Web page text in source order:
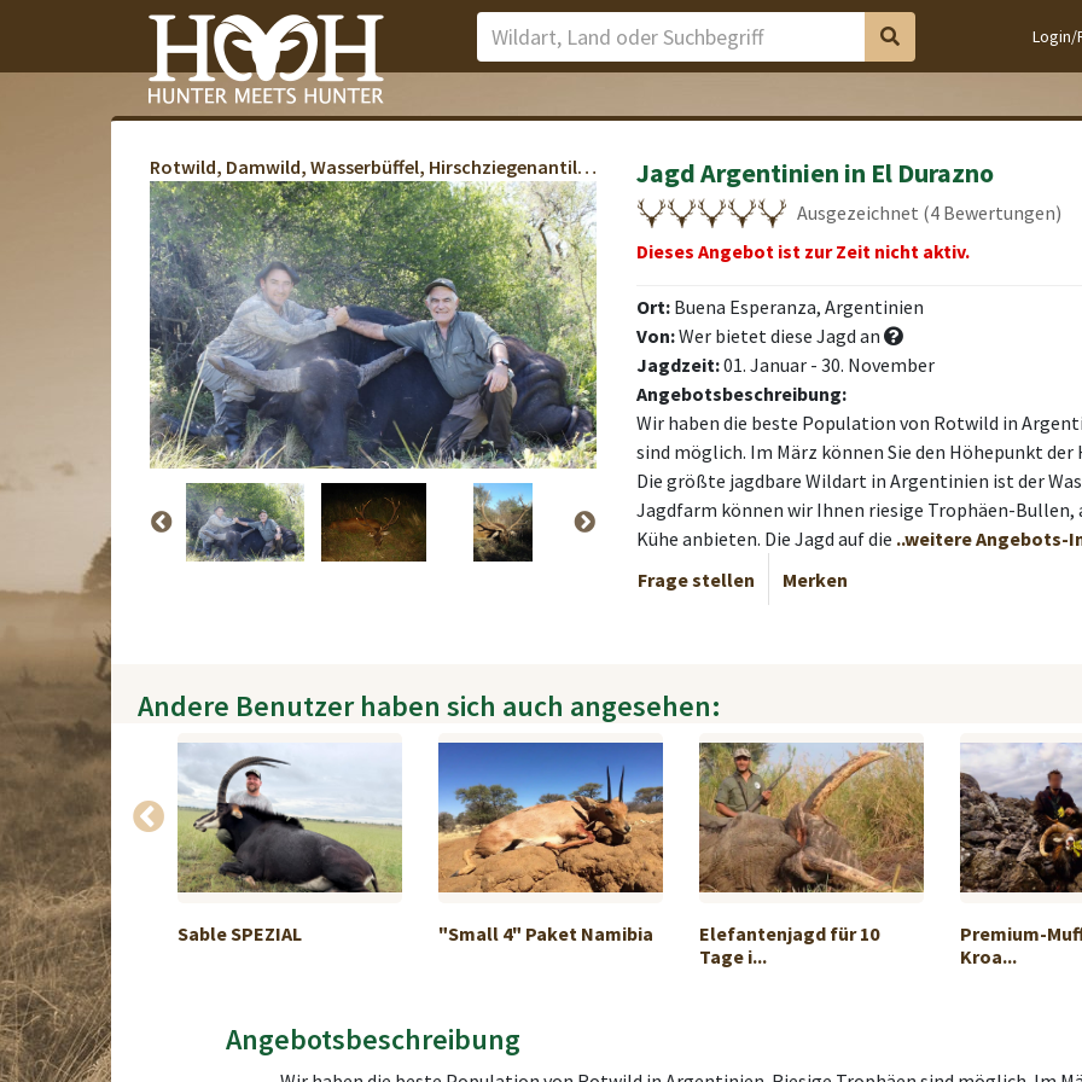
Login/
Rotwild, Damwild, Wasserbüffel, Hirschziegenantilope, Schwarzwild, Andere Wildschafe Jagd Argentinien in El Durazno
Ausgezeichnet (4 Bewertungen)
Dieses Angebot ist zur Zeit nicht aktiv.
Ort: Buena Esperanza, Argentinien
Von:Wer bietet diese Jagd an
Jagdzeit:01. Januar - 30. November
Angebotsbeschreibung:
Wir haben die beste Population von Rotwild in
sind möglich. Im März können Sie den Höhepunkt
Die größte jagdbare Wildart in Argentinien ist der
Jagdfarm ​​können wir Ihnen riesige Trophäen-Bullen,
Kühe anbieten. Die Jagd auf die ..weitere Angebots-
Frage stellen
Merken
Andere Benutzer haben sich auch angesehen:
in Serbien Sable SPEZIAL "Small 4" Paket Namibia
Elefantenjagd für 10
Tage i...
Premium-
Kroa...
Angebotsbeschreibung